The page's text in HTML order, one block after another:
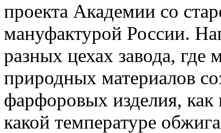
проекта Академии со
мануфактурой России.
разных цехах завода, где
природных материалов
фарфоровых изделия,
какой температуре